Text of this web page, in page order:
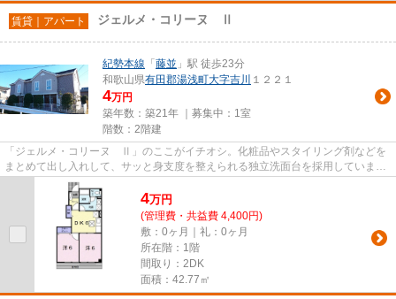
賃貸｜アパート ジェルメ・コリーヌ Ⅱ
紀勢本線 「 藤並 」駅 徒歩23分
和歌山県有田郡湯浅町大字吉川 １２２１
4万円
築年数：築21年 ｜募集中： 1室
階数：2階建
「ジェルメ・コリーヌ Ⅱ」のここがイチオシ。化粧品やスタイリング剤などを
まとめて出し入れして、サッと身支度を整えられる独立洗面台を採用していま
す。来客時にはTVインターホンで...
4万円
(管理費・共益費 4,400円)
敷：0ヶ月｜礼：0ヶ月
所在階：1階
間取り：2DK
面積：42.77㎡